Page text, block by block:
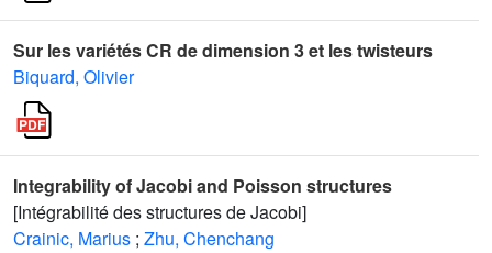
Sur les variétés CR de dimension 3 et les twisteurs
Biquard, Olivier
Integrability of Jacobi and Poisson structures
[Intégrabilité des structures de Jacobi]
Crainic, Marius ; Zhu, Chenchang